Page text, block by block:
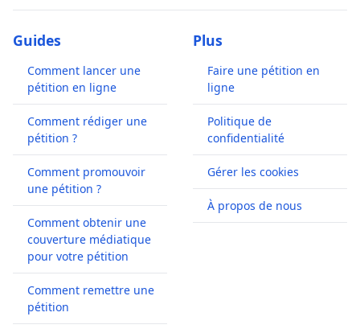
Guides
Comment lancer une
pétition en ligne
Comment rédiger une
pétition ?
Comment promouvoir
une pétition ?
Comment obtenir une
couverture médiatique
pour votre pétition
Comment remettre une
pétition
Plus
Faire une pétition en
ligne
Politique de
confidentialité
Gérer les cookies
À propos de nous